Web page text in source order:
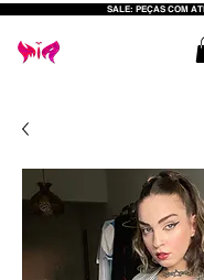
SALE: PEÇAS COM